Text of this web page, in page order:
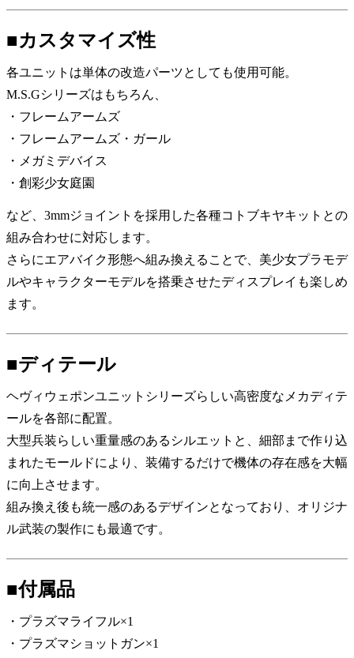
■カスタマイズ性
各ユニットは単体の改造パーツとしても使用可能。
M.S.Gシリーズはもちろん、
・フレームアームズ
・フレームアームズ・ガール
・メガミデバイス
・創彩少女庭園
など、3mmジョイントを採用した各種コトブキヤキットとの
組み合わせに対応します。
さらにエアバイク形態へ組み換えることで、美少女プラモデ
ルやキャラクターモデルを搭乗させたディスプレイも楽しめ
ます。
■ディテール
ヘヴィウェポンユニットシリーズらしい高密度なメカディテ
ールを各部に配置。
大型兵装らしい重量感のあるシルエットと、細部まで作り込
まれたモールドにより、装備するだけで機体の存在感を大幅
に向上させます。
組み換え後も統一感のあるデザインとなっており、オリジナ
ル武装の製作にも最適です。
■付属品
・プラズマライフル×1
・プラズマショットガン×1